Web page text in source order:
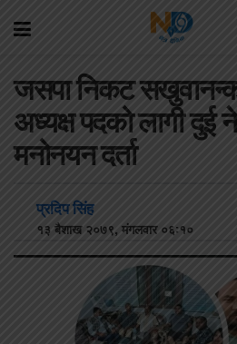
जसपा निकट
अध्यक्ष पदको लागी दुई
मनोनयन दर्ता
प्रदिप सिंह
१३ बैशाख २०७९, मंगलवार ०६:१०